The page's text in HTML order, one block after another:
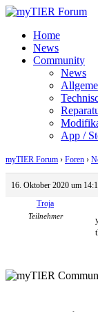
Home
News
Community
News
App /
myTIER Forum › Foren ›
16. Oktober 2020 um
Troja
Teilnehmer